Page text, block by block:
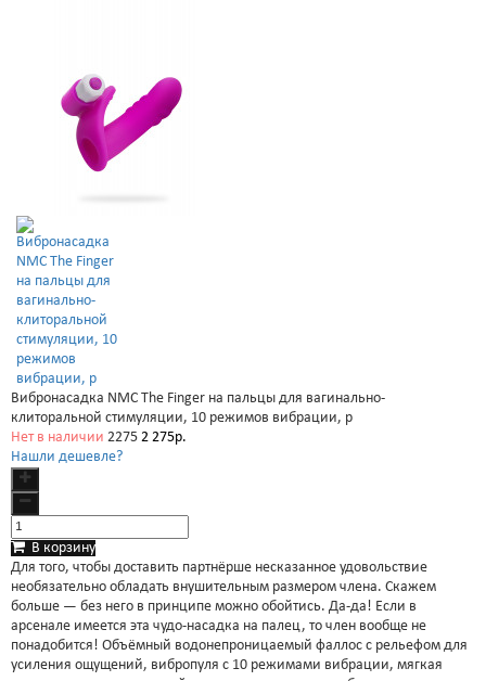
Вибронасадка NMC The Finger на пальцы для вагинально-
клиторальной стимуляции, 10 режимов вибрации, р
Нет в наличии 2275 2 275р.
Нашли дешевле?
В корзину
Для того, чтобы доставить партнёрше несказанное удовольствие
необязательно обладать внушительным размером члена. Скажем
больше — без него в принципе можно обойтись. Да-да! Если в
арсенале имеется эта чудо-насадка на палец, то член вообще не
понадобится! Объёмный водонепроницаемый фаллос с рельефом для
усиления ощущений, вибропуля с 10 режимами вибрации, мягкая